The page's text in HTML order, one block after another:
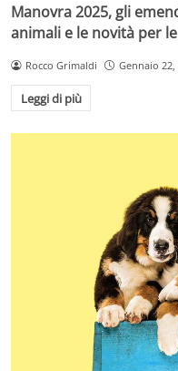
Manovra 2025, gli
animali e le novità per
Rocco Grimaldi Gennaio 22,
Leggi di più